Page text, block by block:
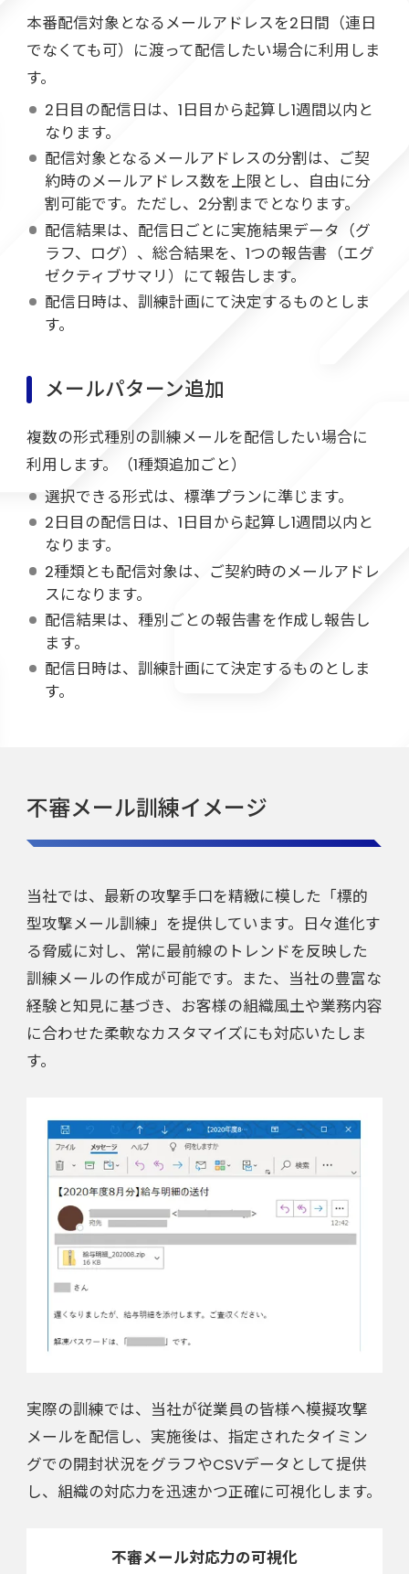
本番配信対象となるメールアドレスを2日間（連日
でなくても可）に渡って配信したい場合に利用しま
す。
2日目の配信日は、1日目から起算し1週間以内と
なります。
配信対象となるメールアドレスの分割は、ご契
約時のメールアドレス数を上限とし、自由に分
割可能です。ただし、2分割までとなります。
配信結果は、配信日ごとに実施結果データ（グ
ラフ、ログ）、総合結果を、1つの報告書（エグ
ゼクティブサマリ）にて報告します。
配信日時は、訓練計画にて決定するものとしま
す。
メールパターン追加
複数の形式種別の訓練メールを配信したい場合に
利用します。（1種類追加ごと）
選択できる形式は、標準プランに準じます。
2日目の配信日は、1日目から起算し1週間以内と
なります。
2種類とも配信対象は、ご契約時のメールアドレ
スになります。
配信結果は、種別ごとの報告書を作成し報告し
ます。
配信日時は、訓練計画にて決定するものとしま
す。
不審メール訓練イメージ
当社では、最新の攻撃手口を精緻に模した「標的
型攻撃メール訓練」を提供しています。日々進化す
る脅威に対し、常に最前線のトレンドを反映した
訓練メールの作成が可能です。また、当社の豊富な
経験と知見に基づき、お客様の組織風土や業務内容
に合わせた柔軟なカスタマイズにも対応いたしま
す。
実際の訓練では、当社が従業員の皆様へ模擬攻撃
メールを配信し、実施後は、指定されたタイミン
グでの開封状況をグラフやCSVデータとして提供
し、組織の対応力を迅速かつ正確に可視化します。
不審メール対応力の可視化